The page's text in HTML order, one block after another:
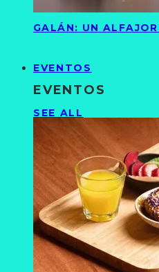
GALÁN: UN
EVENTOS
EVENTOS
SEE ALL